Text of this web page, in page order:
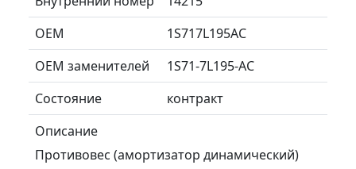
ОЕМ
1S717L195AC
ОЕМ заменителей
1S71-7L195-AC
Состояние
контракт
Описание
Противовес (амортизатор динамический)